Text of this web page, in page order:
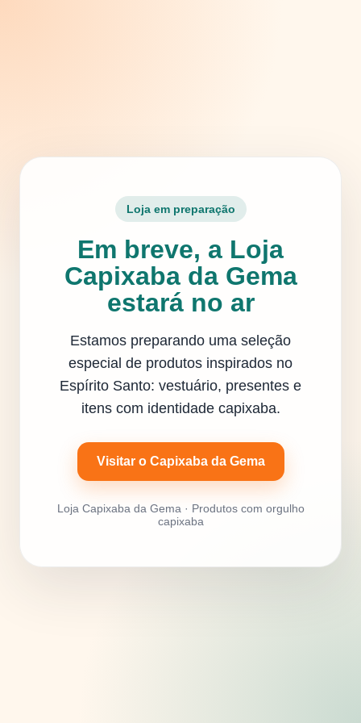
Loja em preparação
Em breve, a Loja
Capixaba da Gema
estará no ar
Estamos preparando uma seleção
especial de produtos inspirados no
Espírito Santo: vestuário, presentes e
itens com identidade capixaba.
Visitar o Capixaba da Gema
Loja Capixaba da Gema · Produtos com orgulho
capixaba